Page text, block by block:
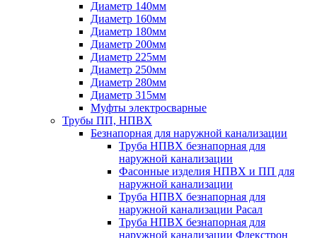
Диаметр 140мм
Диаметр 160мм
Диаметр 180мм
Диаметр 200мм
Диаметр 225мм
Диаметр 250мм
Диаметр 280мм
Диаметр 315мм
Муфты электросварные
Трубы ПП, НПВХ
Безнапорная для наружной канализации
Труба НПВХ безнапорная для
наружной канализации
Фасонные изделия НПВХ и ПП для
наружной канализации
Труба НПВХ безнапорная для
наружной канализации Расал
Труба НПВХ безнапорная для
наружной канализации Флекстрон